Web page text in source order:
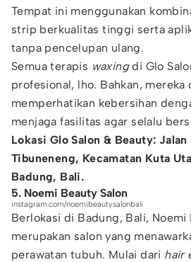
Tempat ini menggunakan
strip berkualitas tinggi serta
tanpa pencelupan ulang.
Semua terapis waxingdi Glo
profesional, lho. Bahkan, mereka
memperhatikan kebersihan
menjaga fasilitas agar selalu
Lokasi Glo Salon & Beauty: Jalan
Tibuneneng, Kecamatan Kuta
Badung, Bali.
5. Noemi Beauty Salon
instagram.com/noemibeautysalonbali
Berlokasi di Badung, Bali, Noemi
merupakan salon yang
perawatan tubuh. Mulai dari hair